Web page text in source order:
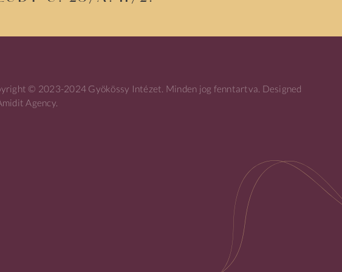
© 2023-2024 Gyökössy Intézet. Minden jog fenntartva. Designed
Agency.